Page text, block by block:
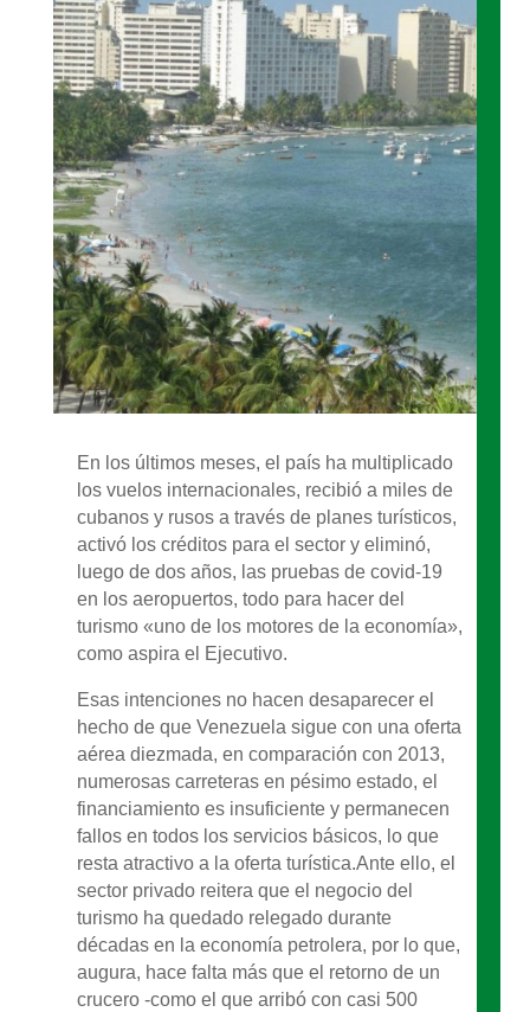
En los últimos meses, el país ha multiplicado
los vuelos internacionales, recibió a miles de
cubanos y rusos a través de planes turísticos,
activó los créditos para el sector y eliminó,
luego de dos años, las pruebas de covid-19
en los aeropuertos, todo para hacer del
turismo «uno de los motores de la economía»,
como aspira el Ejecutivo.
Esas intenciones no hacen desaparecer el
hecho de que Venezuela sigue con una oferta
aérea diezmada, en comparación con 2013,
numerosas carreteras en pésimo estado, el
financiamiento es insuficiente y permanecen
fallos en todos los servicios básicos, lo que
resta atractivo a la oferta turística.Ante ello, el
sector privado reitera que el negocio del
turismo ha quedado relegado durante
décadas en la economía petrolera, por lo que,
augura, hace falta más que el retorno de un
crucero -como el que arribó con casi 500